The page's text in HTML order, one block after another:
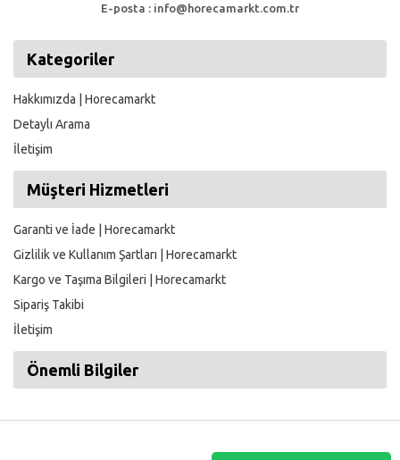
E-posta : info@horecamarkt.com.tr
Kategoriler
Hakkımızda | Horecamarkt
Detaylı Arama
İletişim
Müşteri Hizmetleri
Garanti ve İade | Horecamarkt
Gizlilik ve Kullanım Şartları | Horecamarkt
Kargo ve Taşıma Bilgileri | Horecamarkt
Sipariş Takibi
İletişim
Önemli Bilgiler